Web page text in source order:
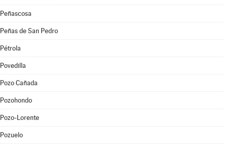
Peñascosa
Peñas de San Pedro
Pétrola
Povedilla
Pozo Cañada
Pozohondo
Pozo-Lorente
Pozuelo